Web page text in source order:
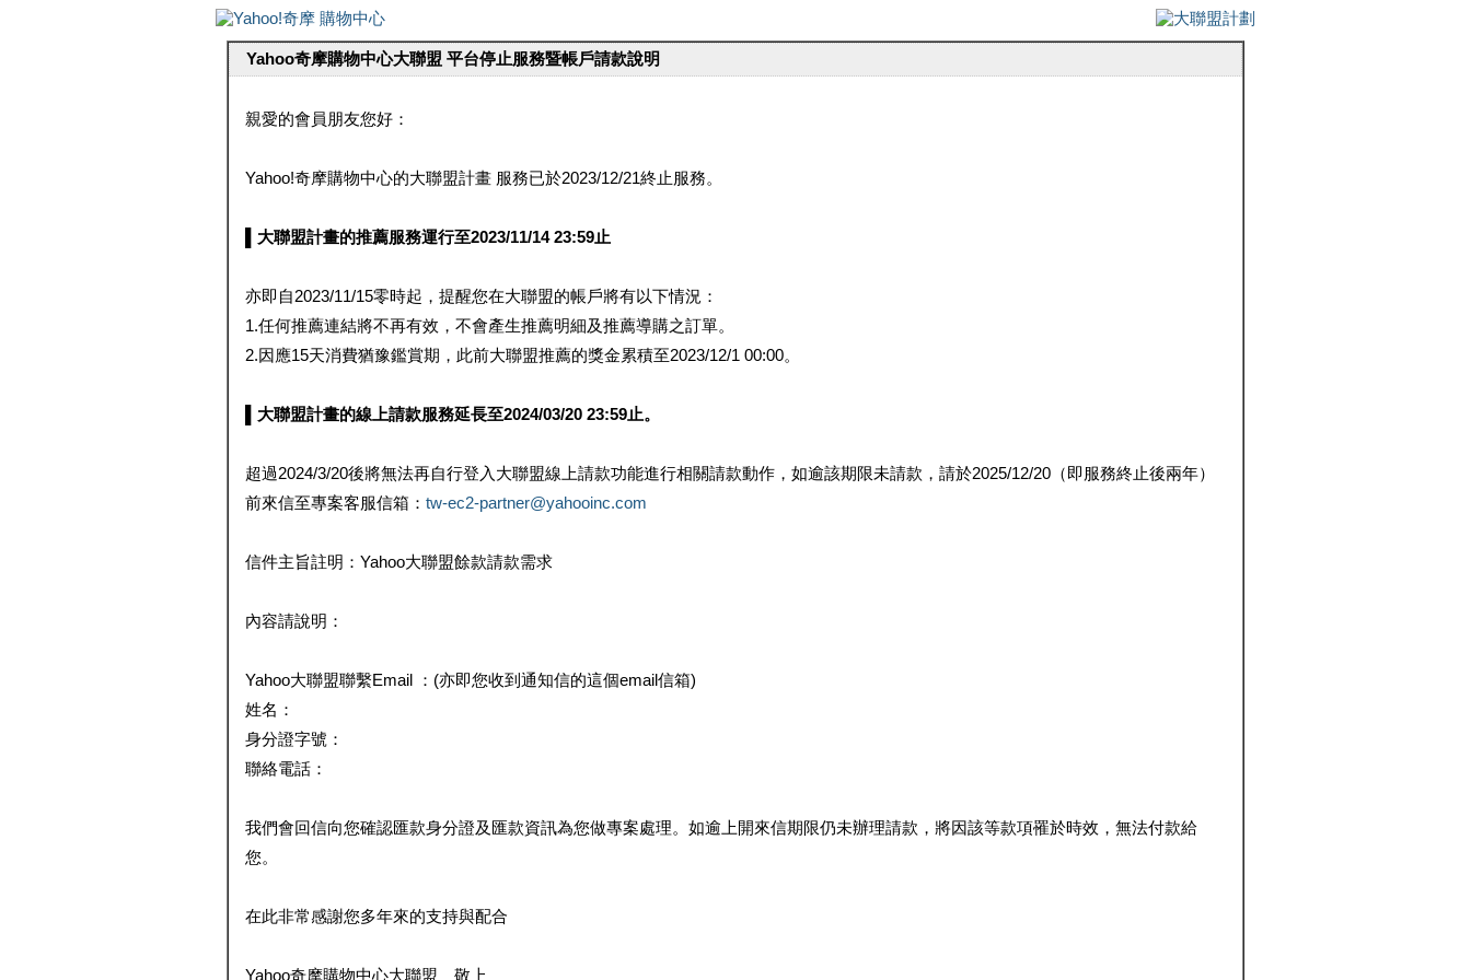
Yahoo奇摩購物中心大聯盟 平台停止服務暨帳戶請款說明
親愛的會員朋友您好：
Yahoo!奇摩購物中心的大聯盟計畫 服務已於2023/12/21終止服務。
▌大聯盟計畫的推薦服務運行至2023/11/14 23:59止
亦即自2023/11/15零時起，提醒您在大聯盟的帳戶將有以下情況：
1.任何推薦連結將不再有效，不會產生推薦明細及推薦導購之訂單。
2.因應15天消費猶豫鑑賞期，此前大聯盟推薦的獎金累積至2023/12/1 00:00。
▌大聯盟計畫的線上請款服務延長至2024/03/20 23:59止。
超過2024/3/20後將無法再自行登入大聯盟線上請款功能進行相關請款動作，如逾該期限未請款，請於2025/12/20（即服務終止後兩年）
前來信至專案客服信箱： tw-ec2-partner@yahooinc.com
信件主旨註明：Yahoo大聯盟餘款請款需求
內容請說明：
Yahoo大聯盟聯繫Email ：(亦即您收到通知信的這個email信箱)
姓名：
身分證字號：
聯絡電話：
我們會回信向您確認匯款身分證及匯款資訊為您做專案處理。如逾上開來信期限仍未辦理請款，將因該等款項罹於時效，無法付款給
您。
在此非常感謝您多年來的支持與配合
Yahoo奇摩購物中心大聯盟 敬上